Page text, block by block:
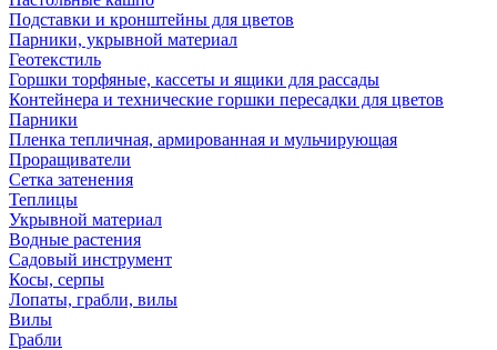
Подставки и кронштейны для цветов
Парники, укрывной материал
Геотекстиль
Горшки торфяные, кассеты и ящики для рассады
Контейнера и технические горшки пересадки для цветов
Парники
Пленка тепличная, армированная и мульчирующая
Проращиватели
Сетка затенения
Теплицы
Укрывной материал
Водные растения
Садовый инструмент
Косы, серпы
Лопаты, грабли, вилы
Вилы
Грабли